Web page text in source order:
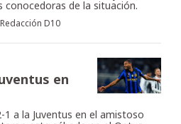
conocedoras de la situación.
Redacción D10
en
a la Juventus en el amistoso